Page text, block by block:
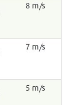
8 m/s
7 m/s
5 m/s